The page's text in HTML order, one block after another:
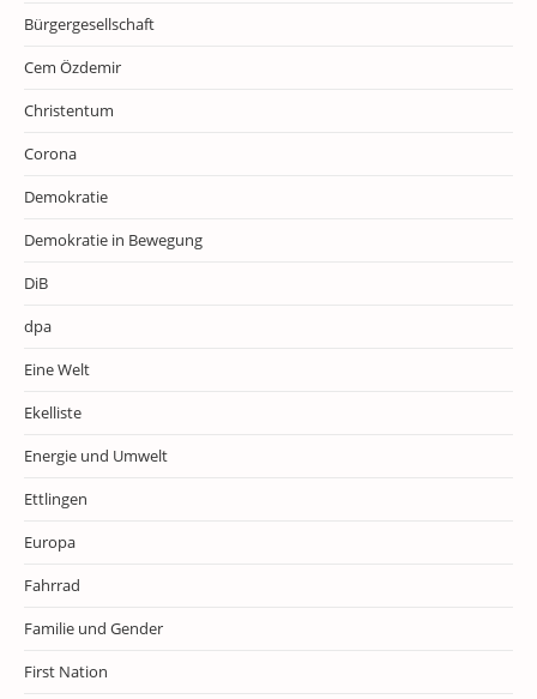
Bürgergesellschaft
Cem Özdemir
Christentum
Corona
Demokratie
Demokratie in Bewegung
DiB
dpa
Eine Welt
Ekelliste
Energie und Umwelt
Ettlingen
Europa
Fahrrad
Familie und Gender
First Nation